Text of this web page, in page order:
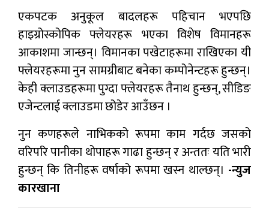
एकपटक अनुकूल बादलहरू पहिचान भएपछि
हाइग्रोस्कोपिक फ्लेयरहरू भएका विशेष विमानहरू
आकाशमा जान्छन्। विमानका पखेटाहरूमा राखिएका यी
फ्लेयरहरूमा नुन सामग्रीबाट बनेका कम्पोनेन्टहरू हुन्छन्।
केही क्लाउडहरूमा पुग्दा फ्लेयरहरू तैनाथ हुन्छन्, सीडिङ
​​एजेन्टलाई क्लाउडमा छोडेर आउँछन ।
नुन कणहरूले नाभिकको रूपमा काम गर्दछ जसको
वरिपरि पानीका थोपाहरू गाढा हुन्छन् र अन्ततः यति भारी
हुन्छन् कि तिनीहरू वर्षाको रूपमा खस्न थाल्छन्। -न्युज
कारखाना